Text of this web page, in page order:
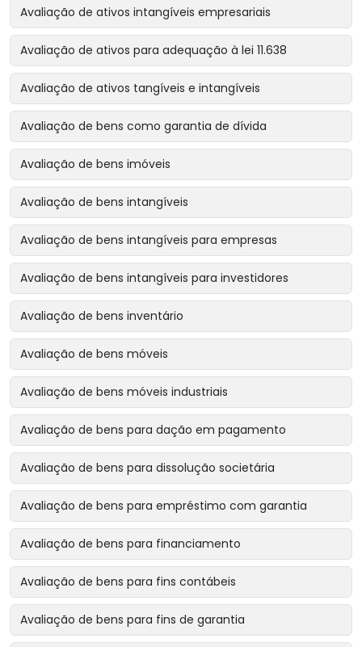
Avaliação de ativos intangíveis empresariais
Avaliação de ativos para adequação à lei 11.638
Avaliação de ativos tangíveis e intangíveis
Avaliação de bens como garantia de dívida
Avaliação de bens imóveis
Avaliação de bens intangíveis
Avaliação de bens intangíveis para empresas
Avaliação de bens intangíveis para investidores
Avaliação de bens inventário
Avaliação de bens móveis
Avaliação de bens móveis industriais
Avaliação de bens para dação em pagamento
Avaliação de bens para dissolução societária
Avaliação de bens para empréstimo com garantia
Avaliação de bens para financiamento
Avaliação de bens para fins contábeis
Avaliação de bens para fins de garantia